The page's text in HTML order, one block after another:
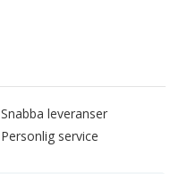
Snabba leveranser
Personlig service